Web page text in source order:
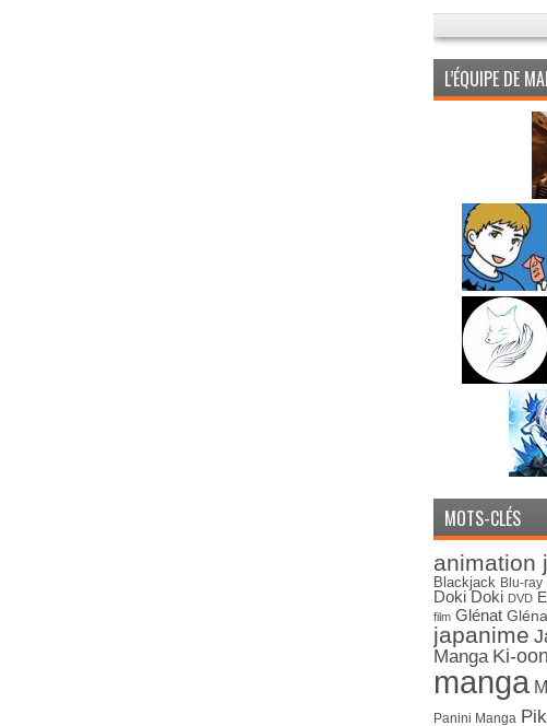
L’ÉQUIPE DE
MOTS-CLÉS
animation
Blackjack Blu-ray
Doki Doki DVD
film Glénat
japanime
Manga Ki-oon
manga
Panini Manga